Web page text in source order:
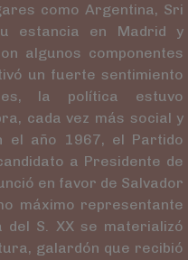
como Argentina, Sri
estancia en Madrid y
algunos componentes
un fuerte sentimiento
la política estuvo
cada vez más social y
el año 1967, el Partido
a Presidente de
en favor de Salvador
máximo representante
del S. XX se materializó
galardón que recibió